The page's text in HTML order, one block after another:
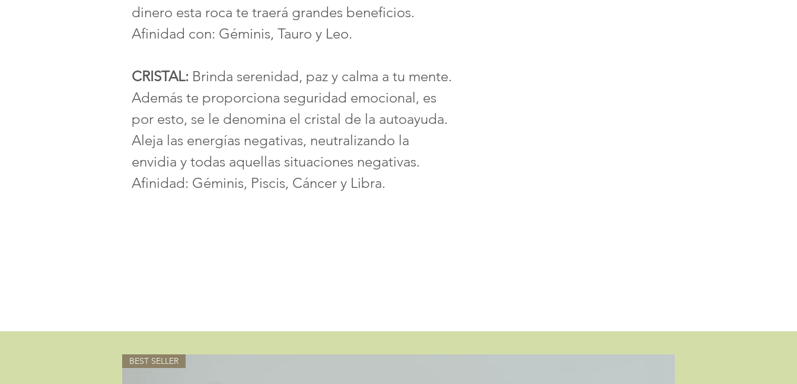
dinero esta roca te traerá grandes beneficios.
Afinidad con: Géminis, Tauro y Leo.
CRISTAL: Brinda serenidad, paz y calma a tu mente.
Además te proporciona seguridad emocional, es
por esto, se le denomina el cristal de la autoayuda.
Aleja las energías negativas, neutralizando la
envidia y todas aquellas situaciones negativas.
Afinidad: Géminis, Piscis, Cáncer y Libra.
BEST SELLER